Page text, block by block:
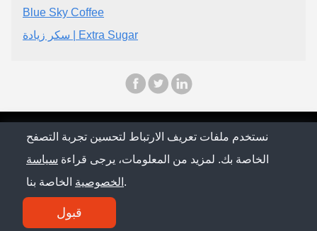
Blue Sky Coffee
سكر زيادة | Extra Sugar
© Saudi Arabia Conference 2026
سياسة الخصوصية
نستخدم ملفات تعريف الارتباط لتحسين تجربة التصفح
الخاصة بك. لمزيد من المعلومات، يرجى قراءة سياسة
الخصوصية الخاصة بنا.
قبول